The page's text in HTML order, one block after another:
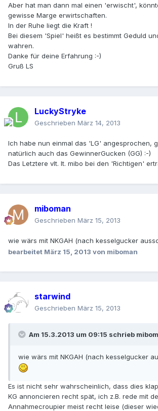
Aber hat man dann mal einen 'erwischt',
gewisse Marge erwirtschaften.
In der Ruhe liegt die Kraft !
Bei diesem 'Spiel' heißt es bestimmt Geduld
wahren.
Danke für deine Erfahrung :-)
Gruß LS
LuckyStryke
Geschrieben März 14, 2013
Ich habe nun einmal das 'LG' angesprochen,
natürlich auch das GewinnerGucken (GG) :-)
Das Letztere vlt. lt. mibo bei den 'Richtigen'
miboman
Geschrieben März 15, 2013
wie wärs mit NKGAH (nach kesselgucker
bearbeitet März 15, 2013 von miboman
starwind
Geschrieben März 15, 2013
Am 15.3.2013 um 09:15 schrieb
wie wärs mit NKGAH (nach kesselgucker
Es ist nicht sehr wahrscheinlich, dass dies
KG annoncieren recht spät, ich z.B. rede mit
Annahmecroupier meist recht leise (dieser